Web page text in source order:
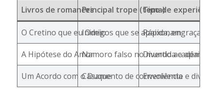
Livros de romancesPrincipal trope (tema)
Tipo de
O Cretino que eu OdeioInimigos que se apaixonam
Rápida, engraçada
A Hipótese do AmorNamoro falso no mundo acadêmico
Divertida e
Um Acordo com o DuqueCasamento de conveniência
Envolvente e